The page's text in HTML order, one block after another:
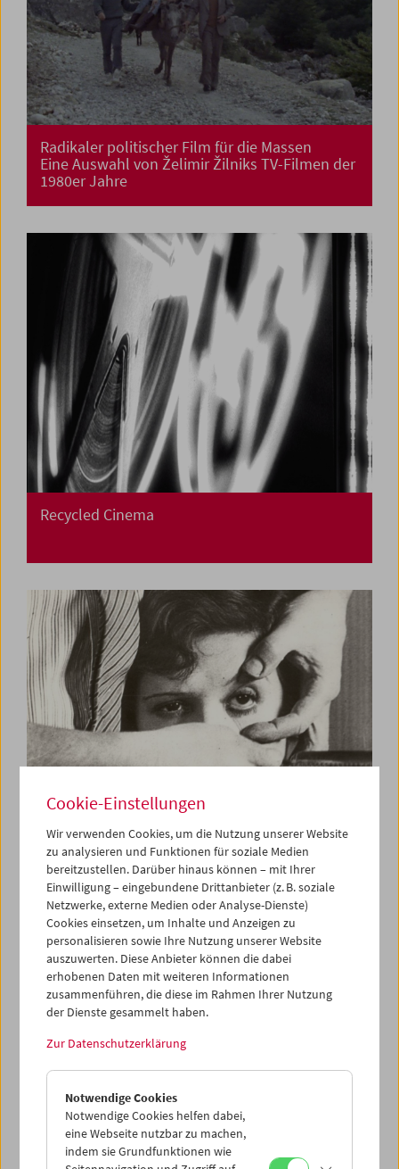
Radikaler politischer Film für die Massen
Eine Auswahl von Želimir Žilniks TV-Filmen der
1980er Jahre
Recycled Cinema
Films You Cannot See Elsewhere Amos-Vogel-
Atlas Kapitel 3: Die surreale Erfahrung
Cookie-Einstellungen
Wir verwenden Cookies, um die Nutzung unserer Website
zu analysieren und Funktionen für soziale Medien
bereitzustellen. Darüber hinaus können – mit Ihrer
Einwilligung – eingebundene Drittanbieter (z. B. soziale
Netzwerke, externe Medien oder Analyse-Dienste)
Cookies einsetzen, um Inhalte und Anzeigen zu
personalisieren sowie Ihre Nutzung unserer Website
auszuwerten. Diese Anbieter können die dabei
erhobenen Daten mit weiteren Informationen
zusammenführen, die diese im Rahmen Ihrer Nutzung
der Dienste gesammelt haben.
Zur Datenschutzerklärung
Notwendige Cookies
Notwendige Cookies helfen dabei,
eine Webseite nutzbar zu machen,
indem sie Grundfunktionen wie